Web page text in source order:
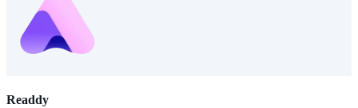
Readdy